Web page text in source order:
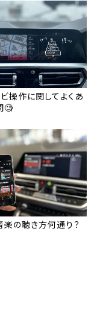
操作に関してよくあ
🧐
の聴き方何通り？